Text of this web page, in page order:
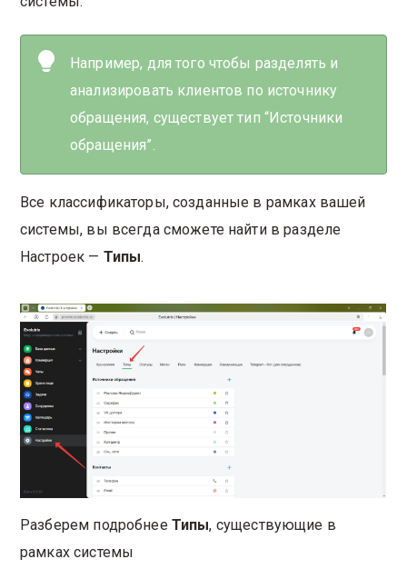
Например, для того чтобы разделять и
анализировать клиентов по источнику
обращения, существует тип “Источники
обращения”.
Все классификаторы, созданные в рамках вашей
системы, вы всегда сможете найти в разделе
Настроек — Типы.
Разберем подробнее Типы, существующие в
рамках системы